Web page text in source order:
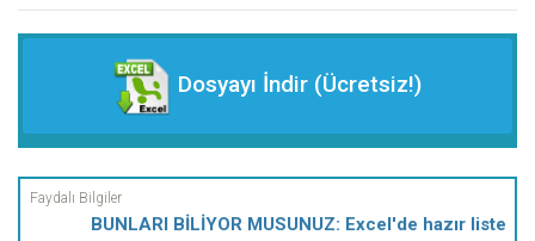
Dosyayı İndir (Ücretsiz!)
BUNLARI BİLİYOR MUSUNUZ: Excel'de hazır liste